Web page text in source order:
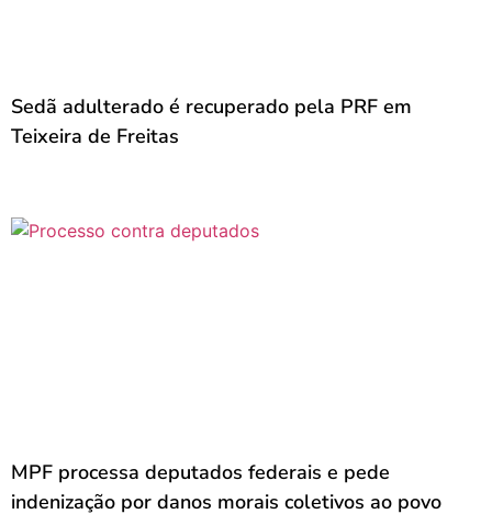
Sedã adulterado é recuperado pela PRF em
Teixeira de Freitas
MPF processa deputados federais e pede
indenização por danos morais coletivos ao povo